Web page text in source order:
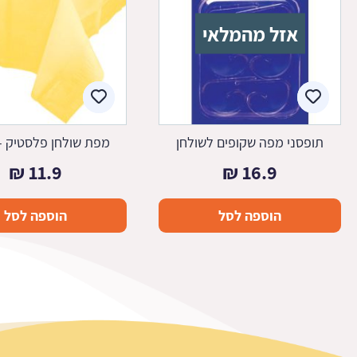
אזל מהמלאי
תופסני מפה שקופים לשולחן
16.9
₪
הוספה לסל
מפת שולחן פלסטיק
11.9
₪
הוספה לסל